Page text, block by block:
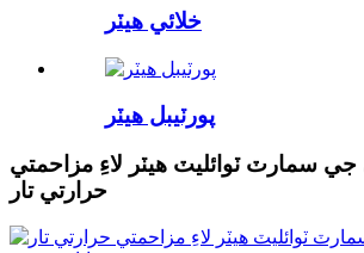
خلائي هيٽر
پورٽيبل هيٽر
سمارٽ ٽوائليٽ هيٽر لاءِ مزاحمتي
حرارتي تار